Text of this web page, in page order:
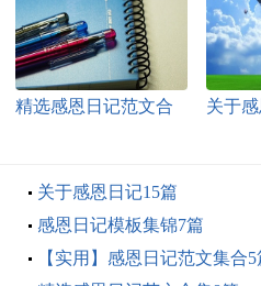
精选感恩日记范文合
关于
关于感恩日记15篇
感恩日记模板集锦7篇
【实用】感恩日记范文集合5